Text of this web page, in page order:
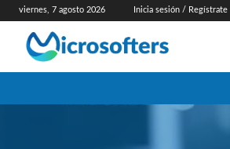
viernes, 7 agosto 2026 Inicia sesión / Regístrate